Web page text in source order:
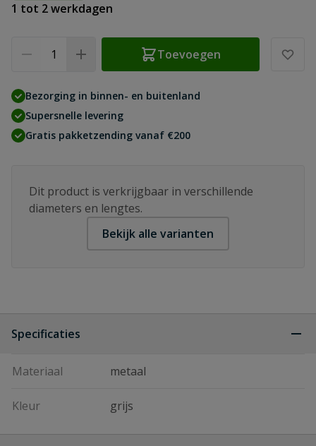
1 tot 2 werkdagen
Toevoegen
Bezorging in binnen- en buitenland
Supersnelle levering
Gratis pakketzending vanaf €200
Dit product is verkrijgbaar in verschillende
diameters en lengtes.
Bekijk alle varianten
Specificaties
Materiaal metaal
Kleur grijs